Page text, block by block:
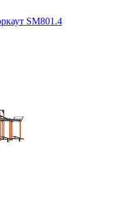
SM801.4